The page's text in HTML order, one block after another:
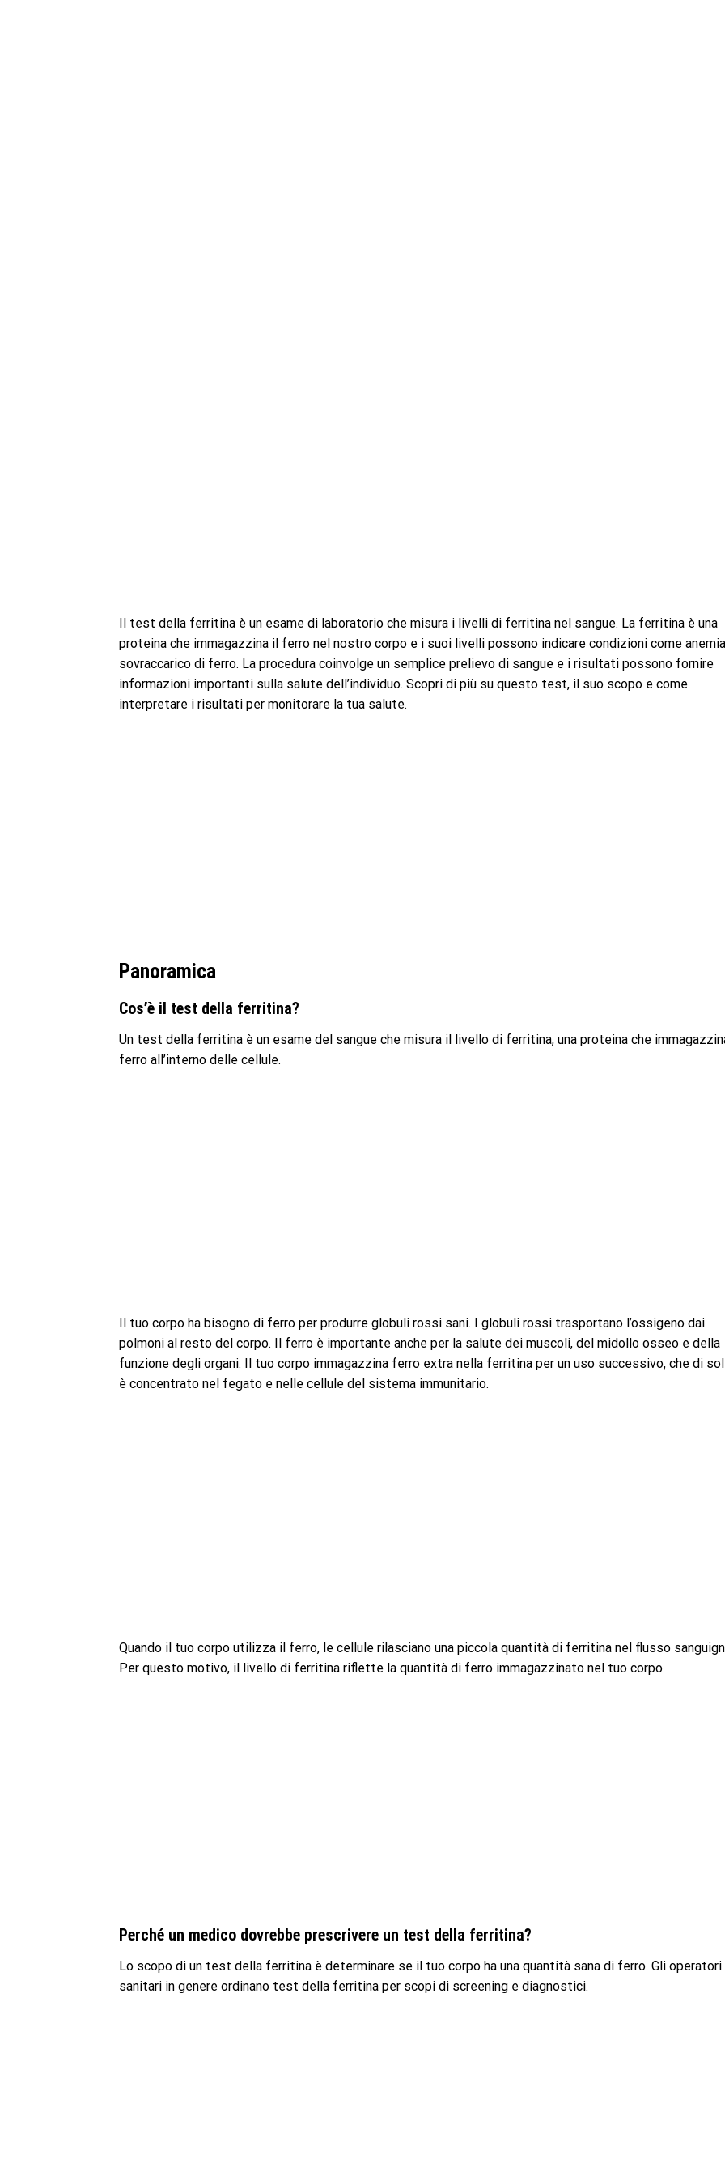
Il test della ferritina è un esame di laboratorio che misura i livelli di ferritina nel sangue. La ferritina è una
proteina che immagazzina il ferro nel nostro corpo e i suoi livelli possono indicare condizioni come
sovraccarico di ferro. La procedura coinvolge un semplice prelievo di sangue e i risultati possono fornire
informazioni importanti sulla salute dell’individuo. Scopri di più su questo test, il suo scopo e come
interpretare i risultati per monitorare la tua salute.
Panoramica
Cos’è il test della ferritina?
Un test della ferritina è un esame del sangue che misura il livello di ferritina, una proteina che
ferro all’interno delle cellule.
Il tuo corpo ha bisogno di ferro per produrre globuli rossi sani. I globuli rossi trasportano l’ossigeno dai
polmoni al resto del corpo. Il ferro è importante anche per la salute dei muscoli, del midollo osseo e della
funzione degli organi. Il tuo corpo immagazzina ferro extra nella ferritina per un uso successivo, che di
è concentrato nel fegato e nelle cellule del sistema immunitario.
Quando il tuo corpo utilizza il ferro, le cellule rilasciano una piccola quantità di ferritina nel flusso
Per questo motivo, il livello di ferritina riflette la quantità di ferro immagazzinato nel tuo corpo.
Perché un medico dovrebbe prescrivere un test della ferritina?
Lo scopo di un test della ferritina è determinare se il tuo corpo ha una quantità sana di ferro. Gli operatori
sanitari in genere ordinano test della ferritina per scopi di screening e diagnostici.